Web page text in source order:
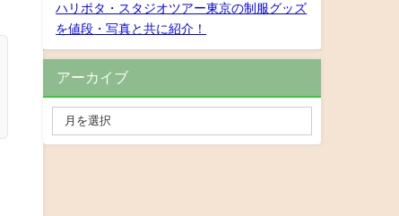
ハリポタ・スタジオツアー東京の制服グッズ
を値段・写真と共に紹介！
アーカイブ